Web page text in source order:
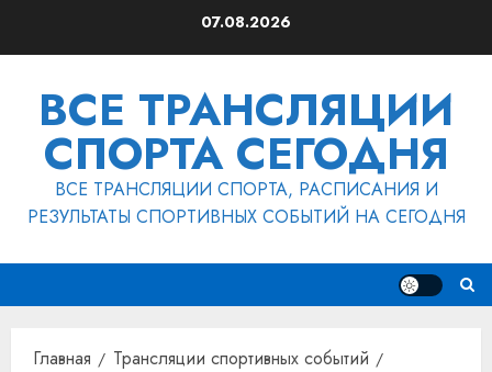
07.08.2026
ВСЕ ТРАНСЛЯЦИИ
СПОРТА СЕГОДНЯ
ВСЕ ТРАНСЛЯЦИИ СПОРТА, РАСПИСАНИЯ И
РЕЗУЛЬТАТЫ СПОРТИВНЫХ СОБЫТИЙ НА СЕГОДНЯ
Главная
Трансляции спортивных событий